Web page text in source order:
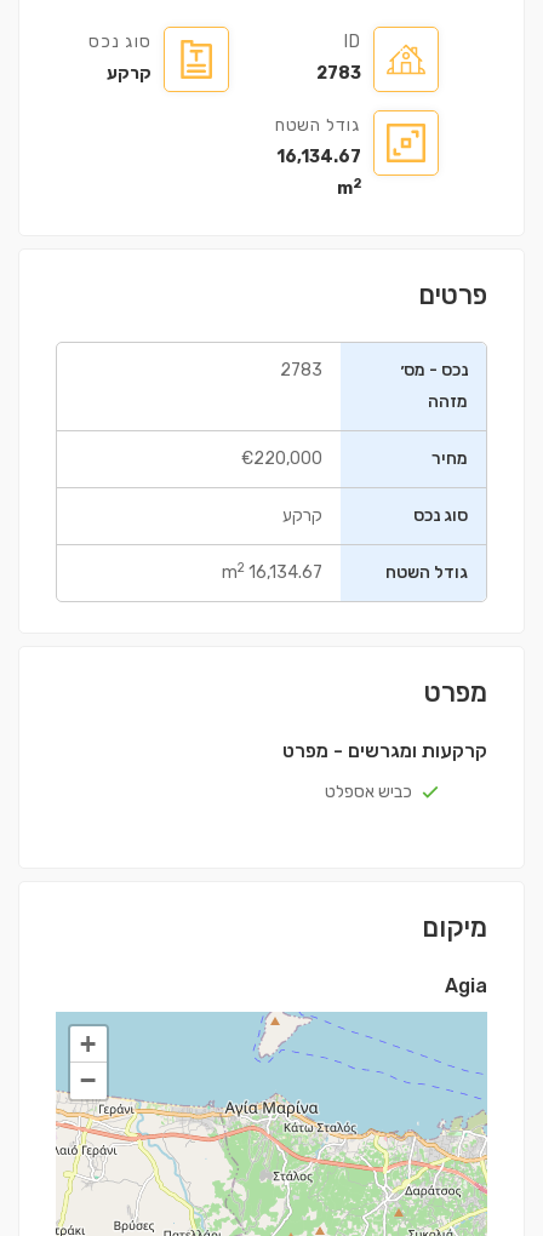
ID
2783
סוג נכס
קרקע
גודל השטח
16,134.67
m2
פרטים
נכס - מס׳
מזהה
2783
מחיר €220,000
סוג נכס קרקע
גודל השטח 16,134.67 m
2
מפרט
קרקעות ומגרשים - מפרט
כביש אספלט
מיקום
Agia
+
−